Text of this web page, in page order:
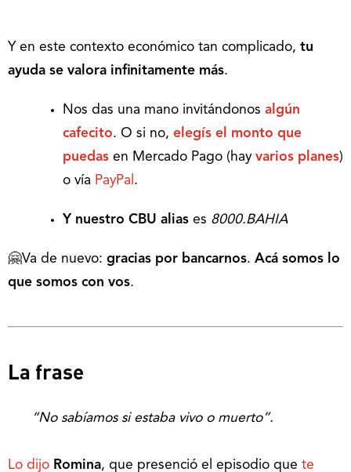
Y en este contexto económico tan complicado, tu
ayuda se valora infinitamente más.
Nos das una mano invitándonos algún
cafecito. O si no, elegís el monto que
puedas en Mercado Pago (hay varios planes)
o vía PayPal .
Y nuestro CBU alias es 8000.BAHIA
🤗Va de nuevo: gracias por bancarnos. Acá somos lo
que somos con vos.
La frase
“No sabíamos si estaba vivo o muerto”.
Lo dijo Romina, que presenció el episodio que te